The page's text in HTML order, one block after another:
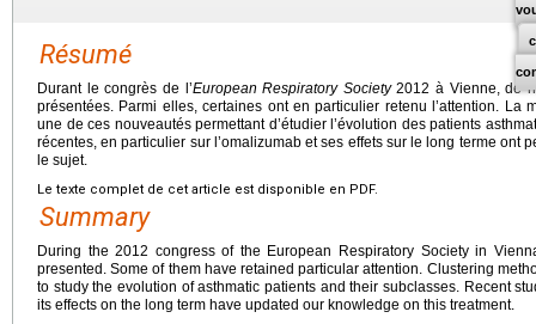
Résumé
Durant le congrès de l’European Respiratory Society2012 à Vienne, de
présentées. Parmi elles, certaines ont en particulier retenu l’attention. La
une de ces nouveautés permettant d’étudier l’évolution des patients
récentes, en particulier sur l’omalizumab et ses effets sur le long terme ont
le sujet.
Le texte complet de cet article est disponible en PDF.
Summary
During the 2012 congress of the European Respiratory Society in
presented. Some of them have retained particular attention. Clustering
to study the evolution of asthmatic patients and their subclasses. Recent
its effects on the long term have updated our knowledge on this treatment.